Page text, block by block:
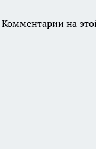
Комментарии на